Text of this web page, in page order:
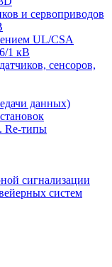
и сервоприводов
UL/CSA
1 кВ
cенсоров,
данных)
Re-типы
сигнализации
систем